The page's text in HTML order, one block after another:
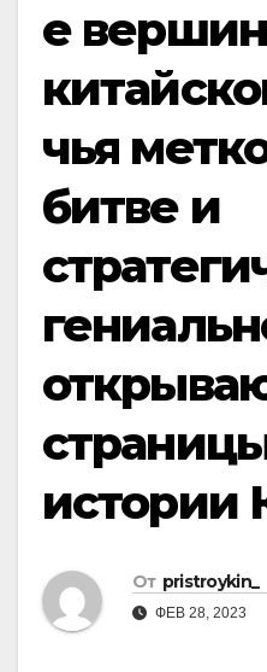
е
чья
битве и
истории
От pristroykin_
ФЕВ 28, 2023